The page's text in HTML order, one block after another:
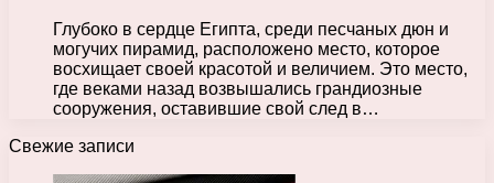
Глубоко в сердце Египта, среди песчаных дюн и
могучих пирамид, расположено место, которое
восхищает своей красотой и величием. Это место,
где веками назад возвышались грандиозные
сооружения, оставившие свой след в…
Свежие записи